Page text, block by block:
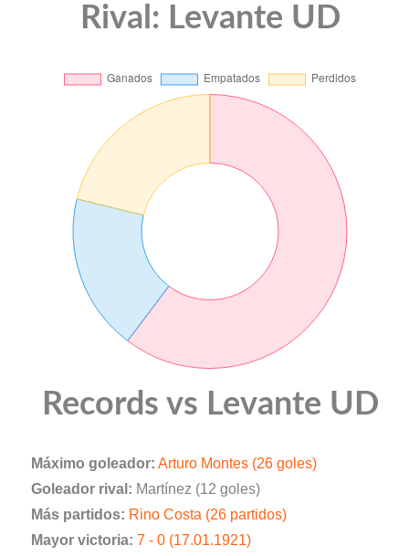
Rival: Levante UD
Records vs Levante UD
Máximo goleador: Arturo Montes (26 goles)
Goleador rival: Martínez (12 goles)
Más partidos: Rino Costa (26 partidos)
Mayor victoria: 7 - 0 (17.01.1921)